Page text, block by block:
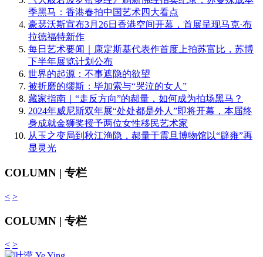
季黑马：香港春拍中国艺术四大看点
豪瑟沃斯宣布3月26日香港空间开幕，首展呈现马克·布
拉德福特新作
每日艺术要闻｜康定斯基代表作首度上拍苏富比，苏博
下半年展览计划公布
世界的起源：不事遮隐的欲望
被折磨的缪斯：毕加索与“哭泣的女人”
藏家指南｜“走反方向”的郝量，如何成为拍场黑马？
2024年威尼斯双年展“处处都是外人”即将开幕，本届终
身成就金狮奖授予两位女性移民艺术家
从玉之变局到秋江渔隐，郝量于震旦博物馆以“辟雍”再
显灵光
COLUMN | 专栏
< >
COLUMN | 专栏
< >